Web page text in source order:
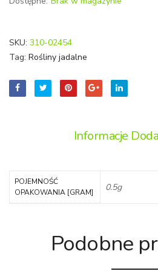
SKU: 310-02454
Tag: Rośliny jadalne
Informacje
POJEMNOŚĆ
OPAKOWANIA [GRAM]
0.5g
Podobne